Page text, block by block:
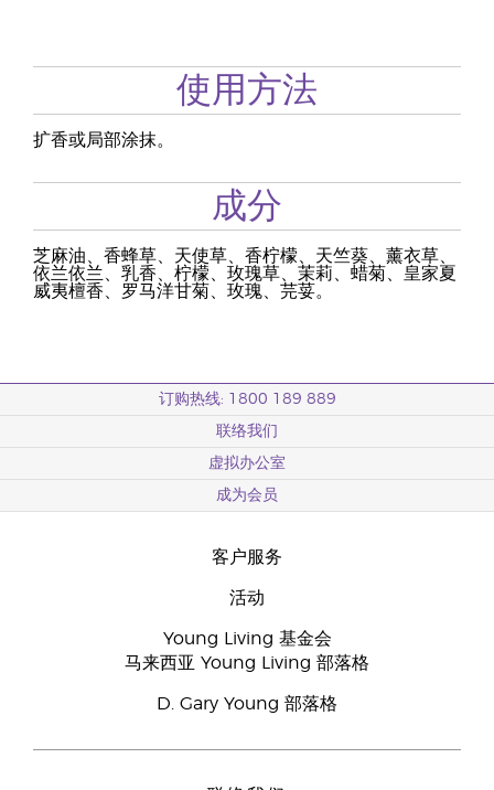
使用方法
扩香或局部涂抹。
成分
芝麻油、香蜂草、天使草、香柠檬、天竺葵、薰衣草、
依兰依兰、乳香、柠檬、玫瑰草、茉莉、蜡菊、皇家夏
威夷檀香、罗马洋甘菊、玫瑰、芫荽。
订购热线: 1800 189 889
联络我们
虚拟办公室
成为会员
客户服务
活动
Young Living 基金会
马来西亚 Young Living 部落格
D. Gary Young 部落格